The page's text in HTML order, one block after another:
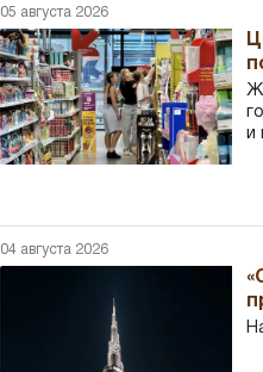
05 августа 2026
и
04 августа 2026